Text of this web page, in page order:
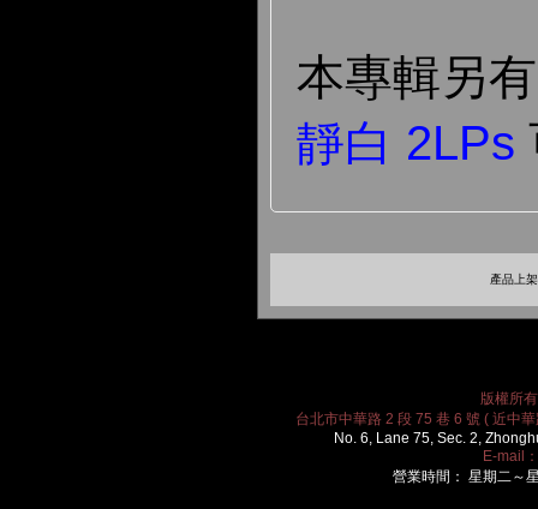
本專輯另
靜白 2LPs
產品上
版權所
台北市中華路 2 段 75 巷 6 號 ( 近中
No. 6, Lane 75, Sec. 2,
E-mail：
營業時間： 星期二～